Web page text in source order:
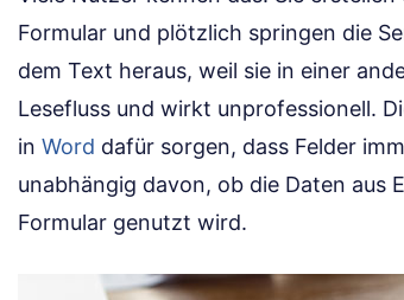
Formular und plötzlich springen die
dem Text heraus, weil sie in einer
Lesefluss und wirkt unprofessionell.
in Word dafür sorgen, dass Felder
unabhängig davon, ob die Daten aus
Formular genutzt wird.